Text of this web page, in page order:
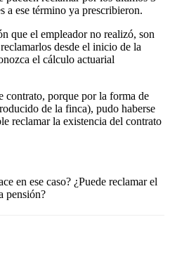
a ese término ya prescribieron.
que el empleador no realizó, son
desde el inicio de la
el cálculo actuarial
contrato, porque por la forma de
de la finca), pudo haberse
reclamar la existencia del contrato
en ese caso? ¿Puede reclamar el
pensión?